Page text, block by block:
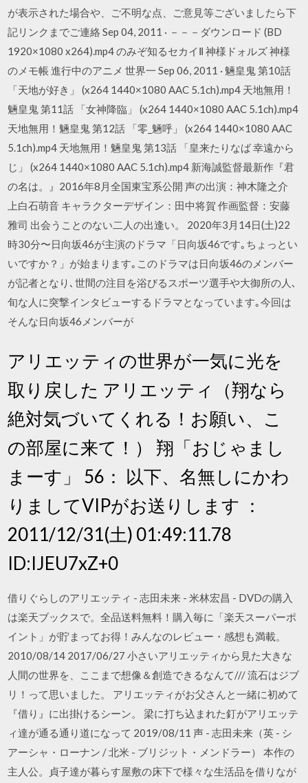
が表示された場合や、ご不明な点、ご意見等ございましたら下
記リンクまでご連絡 Sep 04, 2011 · －－－ダウンロード (BD
1920×1080 x264).mp4 のみぞ知るセカイⅡ 神様ドォルズ 神様
のメモ帳 進行中のアニメ 世界一 Sep 06, 2011 · 魎皇鬼 第10話
「天地が好き」 (x264 1440×1080 AAC 5.1ch).mp4 天地無用！
魎皇鬼 第11話 「女神降臨」 (x264 1440×1080 AAC 5.1ch).mp4
天地無用！魎皇鬼 第12話 「零_魎呼」 (x264 1440×1080 AAC
5.1ch).mp4 天地無用！魎皇鬼 第13話 「皇来たりなば 幸遠から
じ」 (x264 1440×1080 AAC 5.1ch).mp4 新海誠監督最新作『君
の名は。』2016年8月全国東宝系公開 声の出演：神木隆之介
上白石萌音 キャラクターデザイン：田中将賀 作画監督：安藤
雅司 出会うことのない二人の出逢い。 2020年3月14日(土)22
時30分〜日向坂46が主演のドラマ「日向坂46です｡ちょっとい
いですか？」が始まります｡このドラマは日向坂46のメンバー
が記者となり､世間の注目を浴びるスポーツ選手や大御所の人､
旬な人に突撃インタビューするドラマとなっています｡今回は
そんな日向坂46メンバーが
アリエッティの世界が一気に光を
取り戻した アリエッティ（翔なら
絶対気づいてくれる！お願い、こ
の部屋に来て！） 翔「おじゃまし
まーす」 56： 以下、名無しにかわ
りましてVIPがお送りします ：
2011/12/31(土) 01:49:11.78
ID:IJEU7xZ+0
借りぐらしのアリエッティ - 志田未来 - 米林宏昌 - DVDの購入
は楽天ブックスで。全品送料無料！購入毎に「楽天スーパーポ
イント」が貯まってお得！みんなのレビュー・感想も満載。
2010/08/14 2017/06/27 小さいアリエッティから見た大きな
人間の世界を、ここまで想像＆創造できるなんて/// 流石はジブ
リ！って思いました。 アリエッティがお父さんと一緒に初めて
『借り』に出掛けるシーン。 梁に打ち込まれた釘がアリエッテ
ィ達が通る通り道になって 2019/08/11 声 - 志田未来（英 - シ
アーシャ・ローナン / 北米 - ブリジット・メンドラー） 本作の
主人公。貞子達が暮らす屋敷の床下で様々な生活品を借りなが